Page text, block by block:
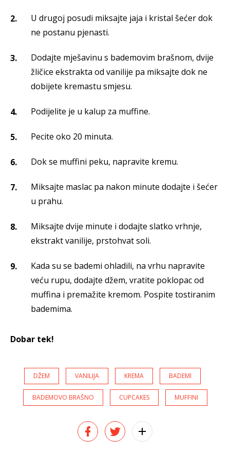
U drugoj posudi miksajte jaja i kristal šećer dok
ne postanu pjenasti.
Dodajte mješavinu s bademovim brašnom, dvije
žličice ekstrakta od vanilije pa miksajte dok ne
dobijete kremastu smjesu.
Podijelite je u kalup za muffine.
Pecite oko 20 minuta.
Dok se muffini peku, napravite kremu.
Miksajte maslac pa nakon minute dodajte i šećer
u prahu.
Miksajte dvije minute i dodajte slatko vrhnje,
ekstrakt vanilije, prstohvat soli.
Kada su se bademi ohladili, na vrhu napravite
veću rupu, dodajte džem, vratite poklopac od
muffina i premažite kremom. Pospite tostiranim
bademima.
Dobar tek!
DŽEM VANILIJA KREMA BADEMI
BADEMOVO BRAŠNO CUPCAKES MUFFINI